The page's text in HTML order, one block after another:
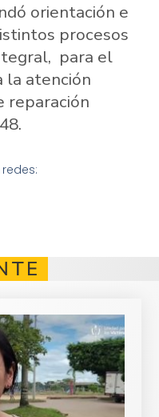
orientación e
procesos
para el
la atención
reparación